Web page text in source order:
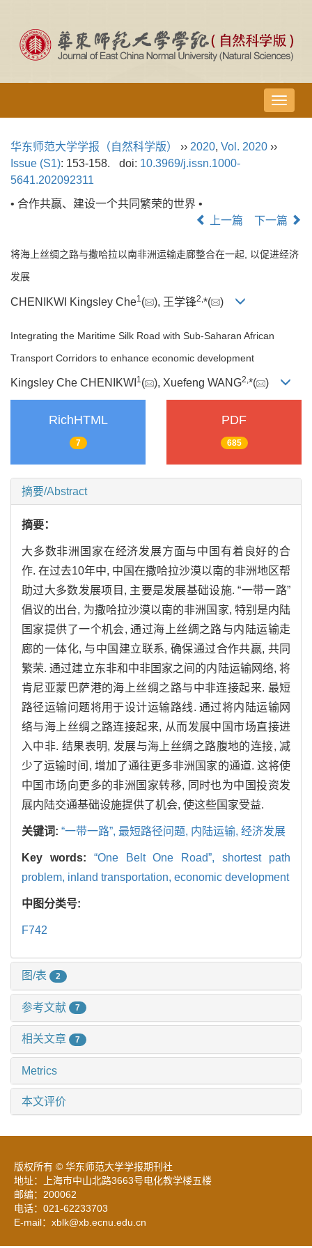
导
航
华东师范大学学报（自然科学版） ›› 2020, Vol. 2020 ››
Issue (S1): 153-158. doi: 10.3969/j.issn.1000-
5641.202092311
• 合作共赢、建设一个共同繁荣的世界 •
上一篇
下一篇
将海上丝绸之路与撒哈拉以南非洲运输走廊整合在一起, 以促进经济
发展
CHENIKWI Kingsley Che1 ( ), 王学锋2, *( )
Integrating the Maritime Silk Road with Sub-Saharan African
Transport Corridors to enhance economic development
Kingsley Che CHENIKWI 1( ), Xuefeng WANG2,*( )
RichHTML
7
PDF
685
摘要/Abstract
摘要：
大多数非洲国家在经济发展方面与中国有着良好的合
作. 在过去10年中, 中国在撒哈拉沙漠以南的非洲地区帮
助过大多数发展项目, 主要是发展基础设施. “一带一路”
倡议的出台, 为撒哈拉沙漠以南的非洲国家, 特别是内陆
国家提供了一个机会, 通过海上丝绸之路与内陆运输走
廊的一体化, 与中国建立联系, 确保通过合作共赢, 共同
繁荣. 通过建立东非和中非国家之间的内陆运输网络, 将
肯尼亚蒙巴萨港的海上丝绸之路与中非连接起来. 最短
路径运输问题将用于设计运输路线. 通过将内陆运输网
络与海上丝绸之路连接起来, 从而发展中国市场直接进
入中非. 结果表明, 发展与海上丝绸之路腹地的连接, 减
少了运输时间, 增加了通往更多非洲国家的通道. 这将使
中国市场向更多的非洲国家转移, 同时也为中国投资发
展内陆交通基础设施提供了机会, 使这些国家受益.
关键词: “一带一路”, 最短路径问题, 内陆运输, 经济发展
Key words: “One Belt One Road”,shortest path
problem, inland transportation, economic development
中图分类号:
F742
图/表 2
参考文献 7
相关文章 7
Metrics
本文评价
版权所有 © 华东师范大学学报期刊社
地址：上海市中山北路3663号电化教学楼五楼
邮编：200062
电话：021-62233703
E-mail：xblk@xb.ecnu.edu.cn